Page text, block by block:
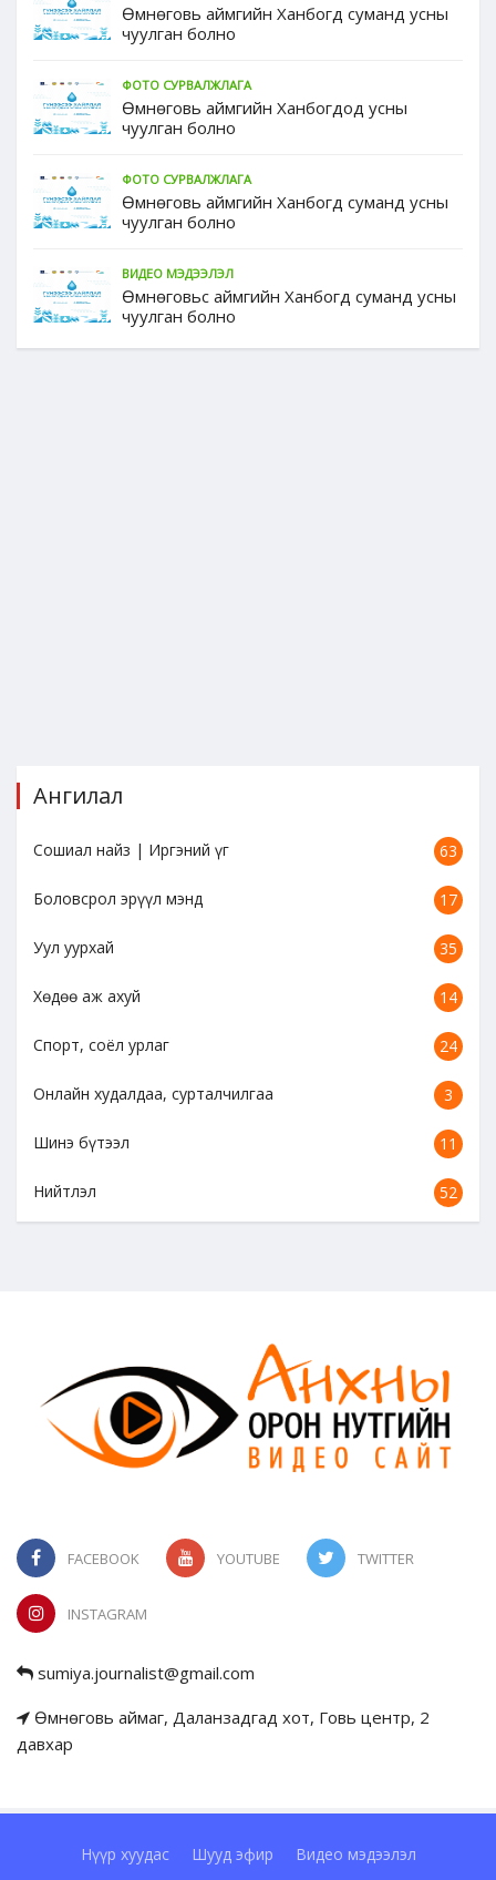
Өмнөговь аймгийн Ханбогд суманд усны
чуулган болно
ФОТО СУРВАЛЖЛАГА
Өмнөговь аймгийн Ханбогдод усны
чуулган болно
ФОТО СУРВАЛЖЛАГА
Өмнөговь аймгийн Ханбогд суманд усны
чуулган болно
ВИДЕО МЭДЭЭЛЭЛ
Өмнөговьс аймгийн Ханбогд суманд усны
чуулган болно
Ангилал
Сошиал найз | Иргэний үг 63
Боловсрол эрүүл мэнд 17
Уул уурхай 35
Хөдөө аж ахуй 14
Спорт, соёл урлаг 24
Онлайн худалдаа, сурталчилгаа 3
Шинэ бүтээл 11
Нийтлэл 52
FACEBOOK YOUTUBE TWITTER
INSTAGRAM
sumiya.journalist@gmail.com
Өмнөговь аймаг, Даланзадгад хот, Говь центр, 2
давхар
Нүүр хуудас Шууд эфир Видео мэдээлэл